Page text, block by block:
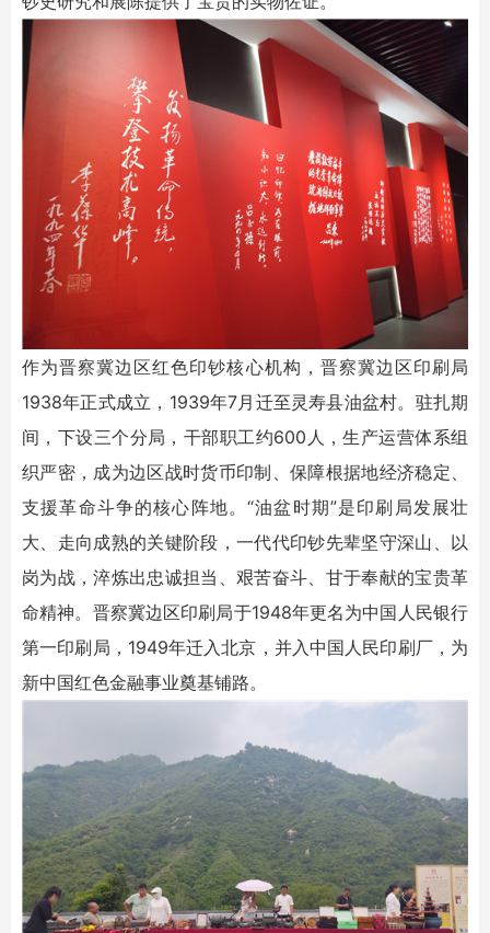
作为晋察冀边区红色印钞核心机构，晋察冀边区印刷局
1938年正式成立，1939年7月迁至灵寿县油盆村。驻扎期
间，下设三个分局，干部职工约600人，生产运营体系组
织严密，成为边区战时货币印制、保障根据地经济稳定、
支援革命斗争的核心阵地。“油盆时期”是印刷局发展壮
大、走向成熟的关键阶段，一代代印钞先辈坚守深山、以
岗为战，淬炼出忠诚担当、艰苦奋斗、甘于奉献的宝贵革
命精神。晋察冀边区印刷局于1948年更名为中国人民银行
第一印刷局，1949年迁入北京，并入中国人民印刷厂，为
新中国红色金融事业奠基铺路。